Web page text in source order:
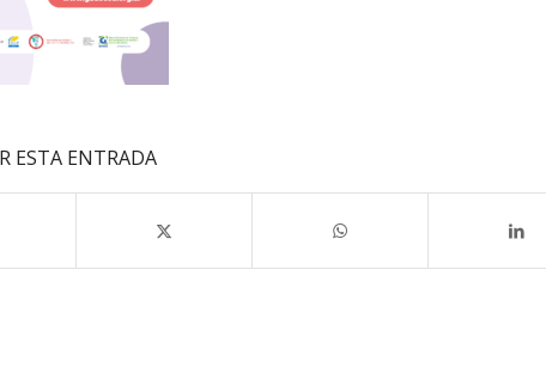
ESTA ENTRADA